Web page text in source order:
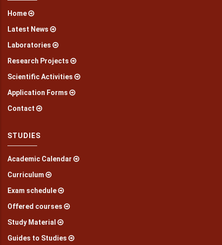
Home
Latest News
Laboratories
Research Projects
Scientific Activities
Application Forms
Contact
STUDIES
Academic Calendar
Curriculum
Exam schedule
Offered courses
Study Material
Guides to Studies